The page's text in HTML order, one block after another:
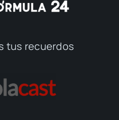
tus recuerdos